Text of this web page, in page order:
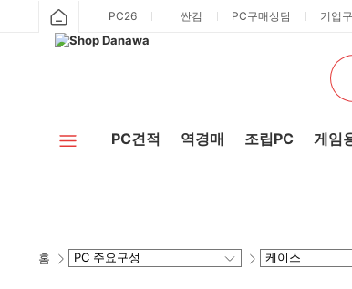
PC26 싼컴 PC구매상담 기업
PC견적 역경매 조립PC 게임
홈